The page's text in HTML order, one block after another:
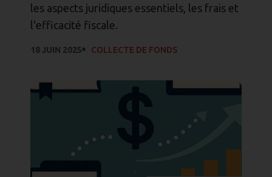
les aspects juridiques essentiels, les frais et
l'efficacité fiscale.
18 JUIN 2025 COLLECTE DE FONDS